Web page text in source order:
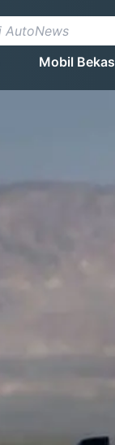
Mobil Bekas